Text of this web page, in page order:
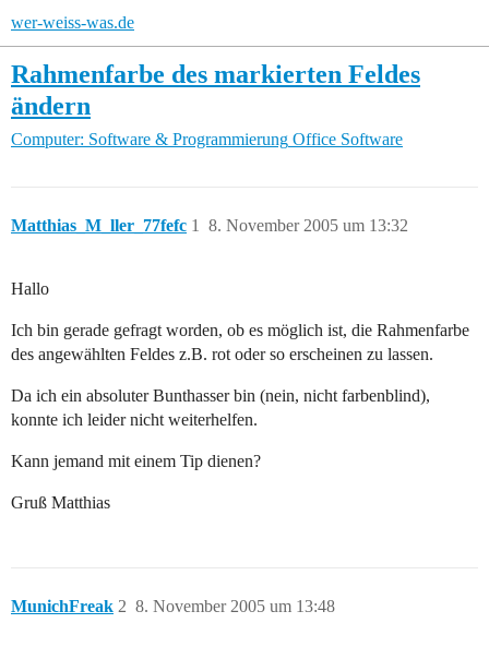
wer-weiss-was.de
Rahmenfarbe des markierten Feldes
ändern
Computer: Software & Programmierung Office Software
Matthias_M_ller_77fefc 8. November 2005 um 13:32
1
Hallo
Ich bin gerade gefragt worden, ob es möglich ist, die Rahmenfarbe
des angewählten Feldes z.B. rot oder so erscheinen zu lassen.
Da ich ein absoluter Bunthasser bin (nein, nicht farbenblind),
konnte ich leider nicht weiterhelfen.
Kann jemand mit einem Tip dienen?
Gruß Matthias
MunichFreak 8. November 2005 um 13:48
2